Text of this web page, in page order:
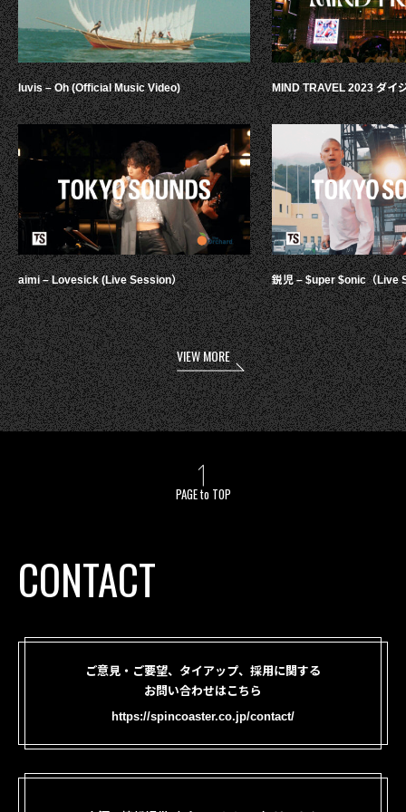
luvis – Oh (Official Music Video)
aimi – Lovesick (Live Session）
MIND TRAVEL 2023 ダイ
鋭児 – $uper $onic（Live
VIEW MORE
PAGE to TOP
CONTACT
ご意見・ご要望、タイアップ、採用に関する
お問い合わせはこちら
https://spincoaster.co.jp/contact/